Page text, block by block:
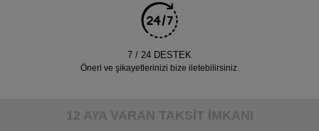
7 / 24 DESTEK
Öneri ve şikayetlerinizi bize iletebilirsiniz.
12 AYA VARAN TAKSİT İMKANI